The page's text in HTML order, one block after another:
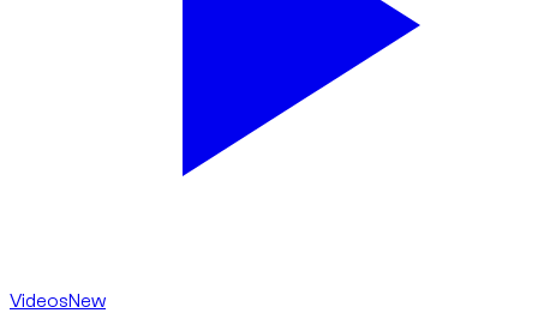
VideosNew